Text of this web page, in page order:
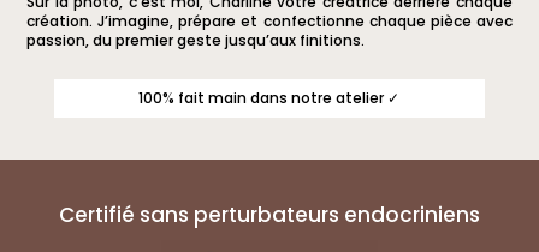
création. J’imagine, prépare et confectionne chaque pièce avec
passion, du premier geste jusqu’aux finitions.
100% fait main dans notre atelier ✓
Certifié sans perturbateurs endocriniens